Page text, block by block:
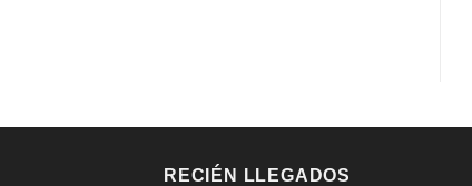
RECIÉN LLEGADOS